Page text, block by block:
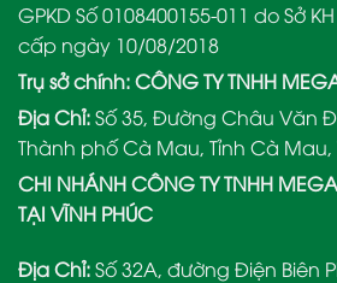
GPKD Số 0108400155-011 do Sở
cấp ngày 10/08/2018
Trụ sở chính: CÔNG TY TNHH
Địa Chỉ:Số 35, Đường Châu Văn
Thành phố Cà Mau, Tỉnh Cà Mau,
CHI NHÁNH CÔNG TY TNHH
TẠI VĨNH PHÚC
Địa Chỉ:Số 32A, đường Điện Biên